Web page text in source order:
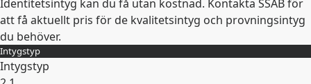
Identitetsintyg kan du få utan kostnad. Kontakta SSAB för
att få aktuellt pris för de kvalitetsintyg och provningsintyg
du behöver.
Intygstyp
Intygstyp